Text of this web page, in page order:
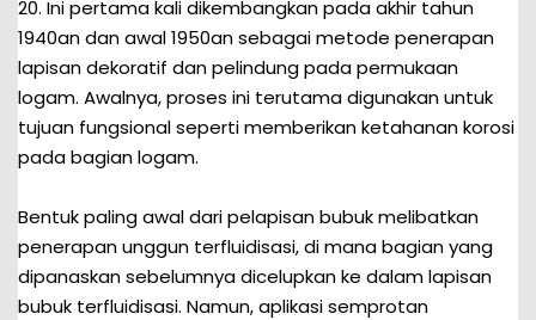
20. Ini pertama kali dikembangkan pada akhir tahun
1940an dan awal 1950an sebagai metode penerapan
lapisan dekoratif dan pelindung pada permukaan
logam. Awalnya, proses ini terutama digunakan untuk
tujuan fungsional seperti memberikan ketahanan korosi
pada bagian logam.
Bentuk paling awal dari pelapisan bubuk melibatkan
penerapan unggun terfluidisasi, di mana bagian yang
dipanaskan sebelumnya dicelupkan ke dalam lapisan
bubuk terfluidisasi. Namun, aplikasi semprotan